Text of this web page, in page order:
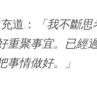
道：
「我不斷
重聚事宜。已經
事情做好。」